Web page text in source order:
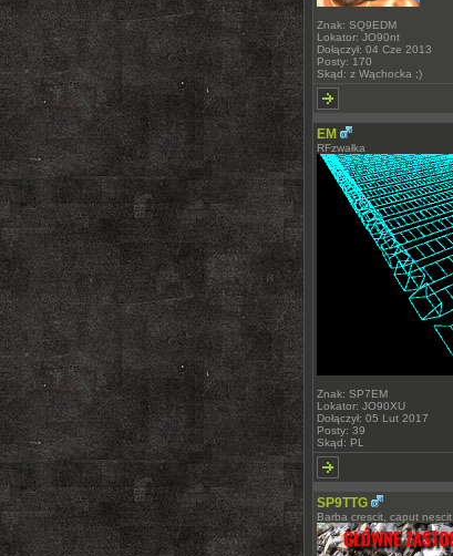
Znak: SQ9EDM
Lokator: JO90nt
Dołączył: 04 Cze 2013
Posty: 170
Skąd: z Wąchocka ;)
EM
RFzwałka
Znak: SP7EM
Lokator: JO90XU
Dołączył: 05 Lut 2017
Posty: 39
Skąd: PL
SP9TTG
Barba crescit, caput nescit